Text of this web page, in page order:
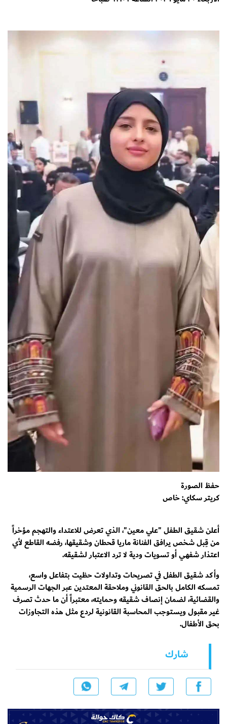
حفظ الصورة
كريتر سكاي: خاص
أعلن شقيق الطفل "علي معين"، الذي تعرض للاعتداء والتهجم مؤخراً
من قِبل شخص يرافق الفنانة ماريا قحطان وشقيقها، رفضه القاطع لأي
اعتذار شفهي أو تسويات ودية لا ترد الاعتبار لشقيقه.
وأكد شقيق الطفل في تصريحات وتداولات حظيت بتفاعل واسع،
تمسكه الكامل بالحق القانوني وملاحقة المعتدين عبر الجهات الرسمية
والقضائية، لضمان إنصاف شقيقه وحمايته، معتبراً أن ما حدث تصرف
غير مقبول ويستوجب المحاسبة القانونية لردع مثل هذه التجاوزات
بحق الأطفال.
شارك